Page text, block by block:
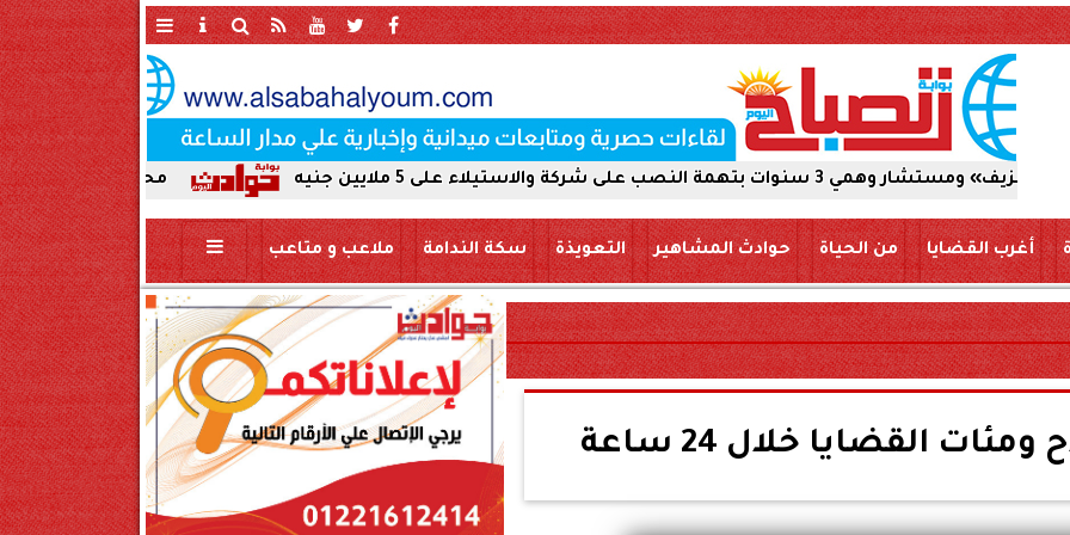
محافظ سوهاج يحيل واقعة ردم نهر والاستيلاء على 5 ملايين جنيه
أغرب القضايا من الحياة حوادث المشاهير التعويذة سكة الندامة ملاعب و متاعب